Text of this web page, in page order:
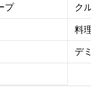
プ
ク
料
デ